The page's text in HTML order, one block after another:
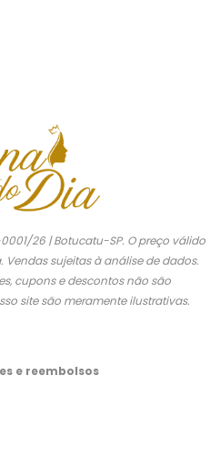
26 | Botucatu-SP. O preço válido
sujeitas à análise de dados.
cupons e descontos não são
site são meramente ilustrativas.
e reembolsos